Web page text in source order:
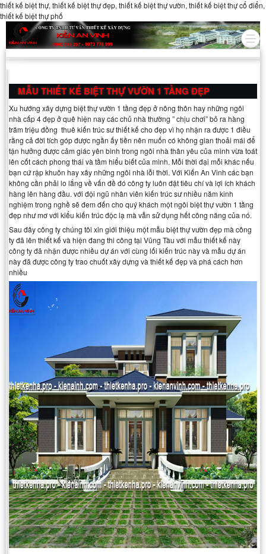
thiết kế biệt thự, thiết kế biệt thự đẹp, thiết kế biệt thự vườn, thiết kế biệt thự cổ điển,
thiết kế biệt thự phố
MẪU THIẾT KẾ BIỆT THỰ VƯỜN 1 TẦNG ĐẸP
Xu hướng xây dựng biệt thự vườn 1 tầng đẹp ở nông thôn hay những ngôi
nhà cấp 4 đẹp ở quê hiện nay các chủ nhà thường ” chịu chơi” bỏ ra hàng
trăm triệu đồng thuê kiến trúc sư thiết kế cho đẹp vì họ nhận ra được 1 điều
rằng cả đời tích góp được ngần ấy tiền nên muốn có không gian thoải mái để
tận hưởng được cảm giác yên bình trong ngôi nhà thân yêu của mình vừa toát
lên cốt cách phong thái và tầm hiểu biết của mình. Mỗi thời đại mỗi khác nếu
bạn cứ rập khuôn hay xây những ngôi nhà lỗi thời. Với Kiến An Vinh các bạn
không cần phải lo lắng về vấn đề đó công ty luôn đặt tiêu chí và lợi ích khách
hàng lên hàng đầu. với đội ngũ nhân viên kiến trúc sư nhiều năm kinh
nghiệm trong nghề sẽ đem đến cho quý khách một ngôi biệt thự vườn 1 tầng
đẹp như mơ với kiểu kiến trúc độc lạ mà vẫn sử dụng hết công năng của nó.
Sau đây công ty chúng tôi xin giới thiệu một mẫu biệt thự vườn đẹp mà công
ty đã lên thiết kế và hiện đang thi công tại Vũng Tàu với mẫu thiết kế này
công ty đã nhận được nhiều dự án với cùng lối kiến trúc này và mẫu dự án
này đã được công ty trao chuốt xây dựng và thiết kế đẹp và phá cách hơn
nhiều